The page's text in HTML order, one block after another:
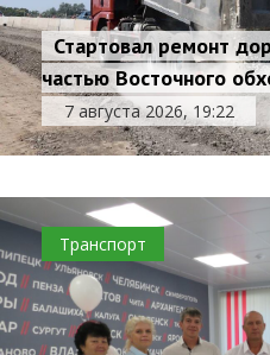
Стартовал ремонт
частью Восточного
7 августа 2026, 19:22
Транспорт